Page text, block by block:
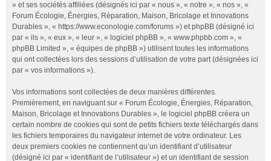
» et ses sociétés affiliées (désignés ici par « nous », « notre », « nos », «
Forum Écologie, Énergies, Réparation, Maison, Bricolage et Innovations
Durables », « https://www.econologie.com/forums ») et phpBB (désigné ici
par « ils », « eux », « leur », « logiciel phpBB », « www.phpbb.com », «
phpBB Limited », « équipes de phpBB ») utilisent toutes les informations
qui ont collectées lors des sessions d’utilisation de votre part (désignées ici
par « vos informations »).
Vos informations sont collectées de deux manières différentes.
Premièrement, en naviguant sur « Forum Écologie, Énergies, Réparation,
Maison, Bricolage et Innovations Durables », le logiciel phpBB créera un
certain nombre de cookies qui sont de petits fichiers texte téléchargés dans
les fichiers temporaires du navigateur internet de votre ordinateur. Les
deux premiers cookies ne contiennent qu’un identifiant d’utilisateur
(désigné ici par « identifiant de l’utilisateur ») et un identifiant de session